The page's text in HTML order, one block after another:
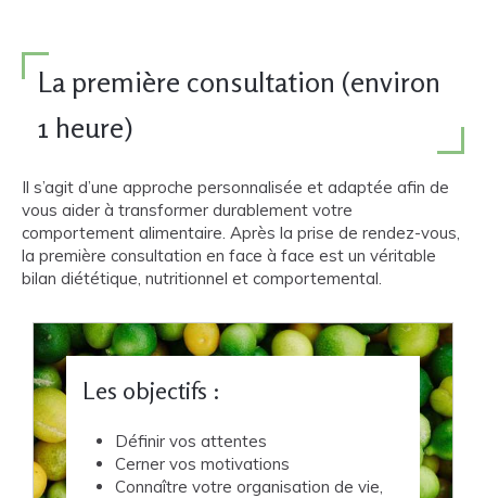
La première consultation (environ
1 heure)
Il s’agit d’une approche personnalisée et adaptée afin de
vous aider à transformer durablement votre
comportement alimentaire. Après la prise de rendez-vous,
la première consultation en face à face est un véritable
bilan diététique, nutritionnel et comportemental.
Les objectifs :
Définir vos attentes
Cerner vos motivations
Connaître votre organisation de vie,